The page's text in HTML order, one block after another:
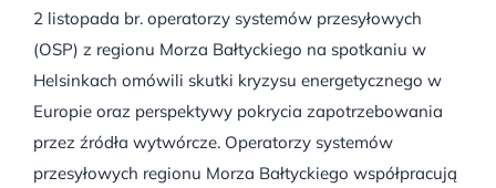
2 listopada br. operatorzy systemów przesyłowych
(OSP) z regionu Morza Bałtyckiego na spotkaniu w
Helsinkach omówili skutki kryzysu energetycznego w
Europie oraz perspektywy pokrycia zapotrzebowania
przez źródła wytwórcze. Operatorzy systemów
przesyłowych regionu Morza Bałtyckiego współpracują